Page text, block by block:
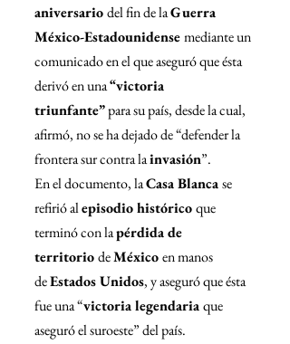
aniversario del fin de la Guerra
México-Estadounidense mediante un
comunicado en el que aseguró que ésta
derivó en una “victoria
triunfante” para su país, desde la cual,
afirmó, no se ha dejado de “defender la
frontera sur contra la invasión”.
En el documento, la Casa Blanca se
refirió al episodio histórico que
terminó con la pérdida de
territorio de México en manos
de Estados Unidos, y aseguró que ésta
fue una “victoria legendaria que
aseguró el suroeste” del país.